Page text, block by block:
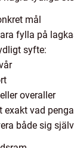
mål
fylla på
syfte:
overaller
exakt vad
både sig